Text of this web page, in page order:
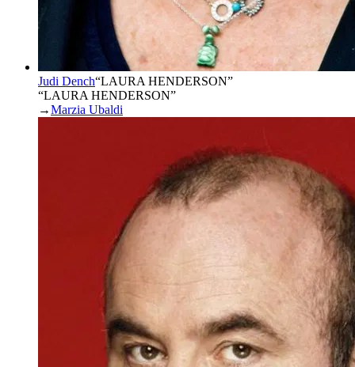
Judi Dench“LAURA HENDERSON”
“LAURA HENDERSON”
→Marzia Ubaldi